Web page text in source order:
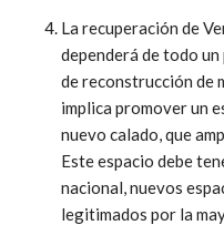
La recuperación de
dependerá de todo
de reconstrucción de
implica promover un
nuevo calado, que
Este espacio debe
nacional, nuevos
legitimados por la